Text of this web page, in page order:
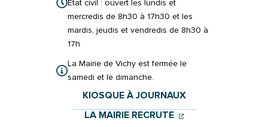
État civil : ouvert les lundis et
mercredis de 8h30 à 17h30 et les
mardis, jeudis et vendredis de 8h30 à
17h
La Mairie de Vichy est fermée le
samedi et le dimanche.
KIOSQUE À JOURNAUX
LA MAIRIE RECRUTE (OUVERTURE
(OUVERTURE